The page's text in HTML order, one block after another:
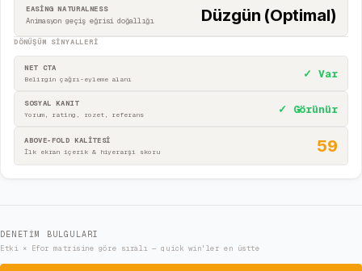
EASING NATURALNESS
Animasyon geçiş eğrisi doğallığı
Düzgün (Optimal)
DÖNÜŞÜM SINYALLERI
NET CTA
Belirgin çağrı-eyleme alanı ✓ Var
SOSYAL KANIT
Yorum, rating, rozet, referans ✓ Görünür
ABOVE-FOLD KALİTESİ
İlk ekran içerik & hiyerarşi skoru 59
DENETIM BULGULARI
Etki × Efor matrisine göre sıralı — quick win'ler en üstte